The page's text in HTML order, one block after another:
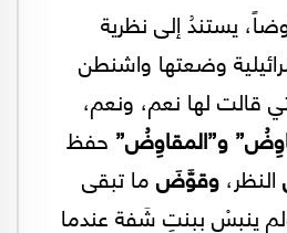
يستندُ إلى نظرية
وضعتها واشنطن
قالت لها نعم، ونعم،
و”المقاوِضُ” حفظ
النظر،وقوَّضَما تبقى
ينبسْ ببنتِ شَفة عندما